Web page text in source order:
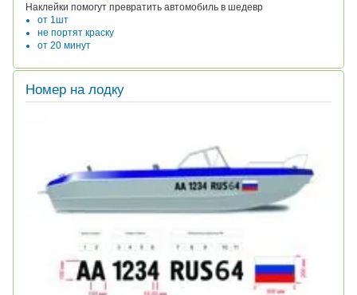
Наклейки помогут превратить автомобиль в шедевр
от 1шт
не портят краску
от 20 минут
Номер на лодку